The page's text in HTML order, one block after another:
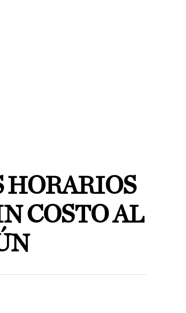
HORARIOS
COSTO AL